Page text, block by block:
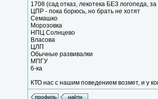
1708 (сад отказ, лекотека БЕЗ логопеда,
ЦПР - пока борюсь, но брать не хотят
Семашко
Морозовка
НПЦ Солнцево
Власова
ЦЛП
Обычные развивалки
МПГУ
6-ка
КТО нас с нашим поведением возмет, и у